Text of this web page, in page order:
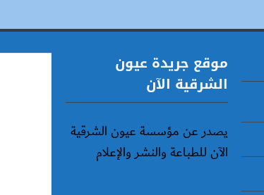
موقع جريدة عيون
الشرقية الآن
يصدر عن مؤسسة عيون الشرقية
الآن للطباعة والنشر والإعلام